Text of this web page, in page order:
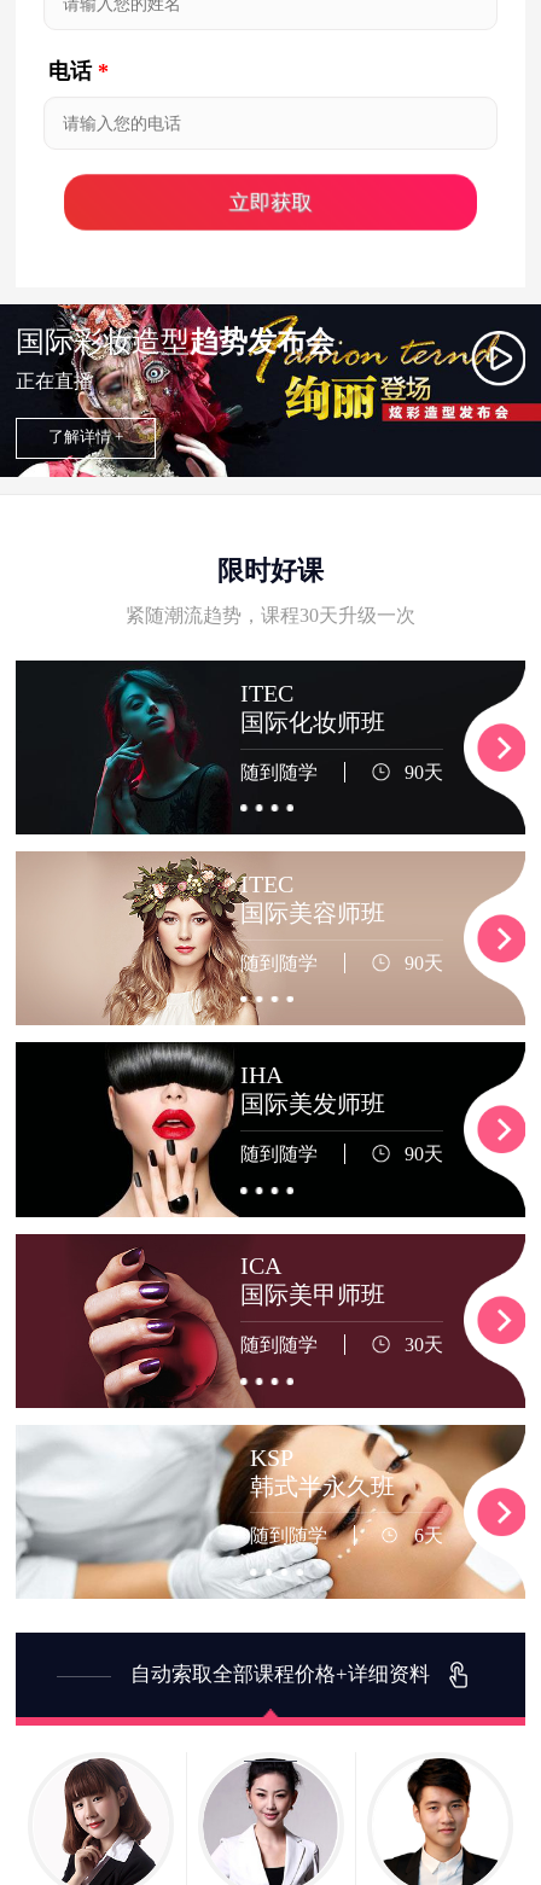
电话 *
国际彩妆造型趋势发布会
正在直播
了解详情 +
限时好课
紧随潮流趋势，课程30天升级一次
ITEC
国际化妆师班
随到随学 90天
ITEC
国际美容师班
随到随学 90天
IHA
国际美发师班
随到随学 90天
ICA
国际美甲师班
随到随学 30天
KSP
韩式半永久班
随到随学 6天
自动索取全部课程价格+详细资料